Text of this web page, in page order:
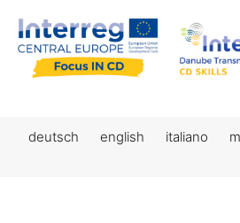
deutsch english italiano